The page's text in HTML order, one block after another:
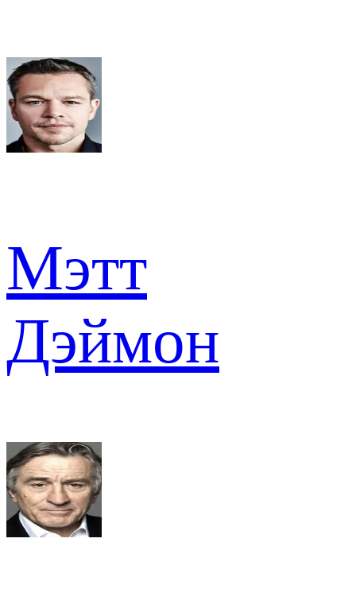
Мэтт
Дэймон